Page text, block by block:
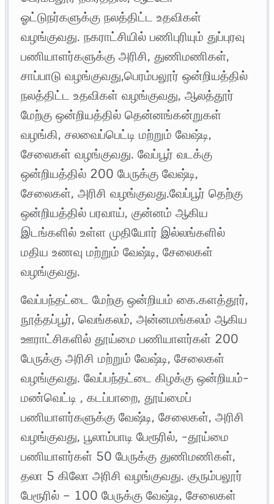
ஓட்டுநர்களுக்கு நலத்திட்ட உதவிகள்
வழங்குவது. நகராட்சியில் பணிபுரியும் துப்புரவு
பணியாளர்களுக்கு அரிசி, துணிமணிகள்,
சாப்பாடு வழங்குவது,பெரம்பலூர் ஒன்றியத்தில்
நலத்திட்ட உதவிகள் வழங்குவது, ஆலத்தூர்
மேற்கு ஒன்றியத்தில் தென்னங்கன்றுகள்
வழங்கி, சலவைப்பெட்டி மற்றும் வேஷ்டி,
சேலைகள் வழங்குவது. வேப்பூர் வடக்கு
ஒன்றியத்தில் 200 பேருக்கு வேஷ்டி,
சேலைகள், அரிசி வழங்குவது.வேப்பூர் தெற்கு
ஒன்றியத்தில் பரவாய், குன்னம் ஆகிய
இடங்களில் உள்ள முதியோர் இல்லங்களில்
மதிய உணவு மற்றும் வேஷ்டி, சேலைகள்
வழங்குவது.
வேப்பந்தட்டை மேற்கு ஒன்றியம் கை.களத்தூர்,
நூத்தப்பூர், வெங்கலம், அன்னமங்கலம் ஆகிய
ஊராட்சிகளில் தூய்மை பணியாளர்கள் 200
பேருக்கு அரிசி மற்றும் வேஷ்டி, சேலைகள்
வழங்குவது. வேப்பந்தட்டை கிழக்கு ஒன்றியம்-
மண்வெட்டி , கடப்பாறை, தூய்மைப்
பணியாளர்களுக்கு வேஷ்டி, சேலைகள், அரிசி
வழங்குவது, பூலாம்பாடி பேரூரில், -தூய்மை
பணியாளர்கள் 50 பேருக்கு துணிமணிகள்,
தலா 5 கிலோ அரிசி வழங்குவது. குரும்பலூர்
பேரூரில் – 100 பேருக்கு வேஷ்டி, சேலைகள்